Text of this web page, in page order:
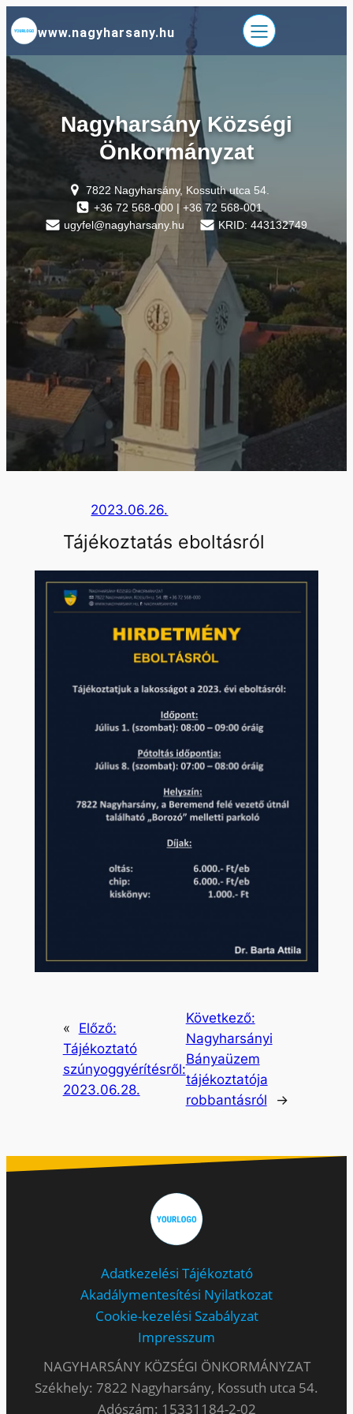
Ugrás
a
tartalomhoz
www.nagyharsany.hu
Nagyharsány Községi
Önkormányzat
7822 Nagyharsány, Kossuth utca 54.
+36 72 568-000 | +36 72 568-001
ugyfel@nagyharsany.hu
KRID: 443132749
2023.06.26.
Tájékoztatás eboltásról
«
Előző:
Tájékoztató
szúnyoggyérítésről:
2023.06.28.
Következő:
Nagyharsányi
Bányaüzem
tájékoztatója
robbantásról
→
Adatkezelési Tájékoztató
Akadálymentesítési Nyilatkozat
Cookie-kezelési Szabályzat
Impresszum
NAGYHARSÁNY KÖZSÉGI ÖNKORMÁNYZAT
Székhely: 7822 Nagyharsány, Kossuth utca 54.
Adószám: 15331184-2-02